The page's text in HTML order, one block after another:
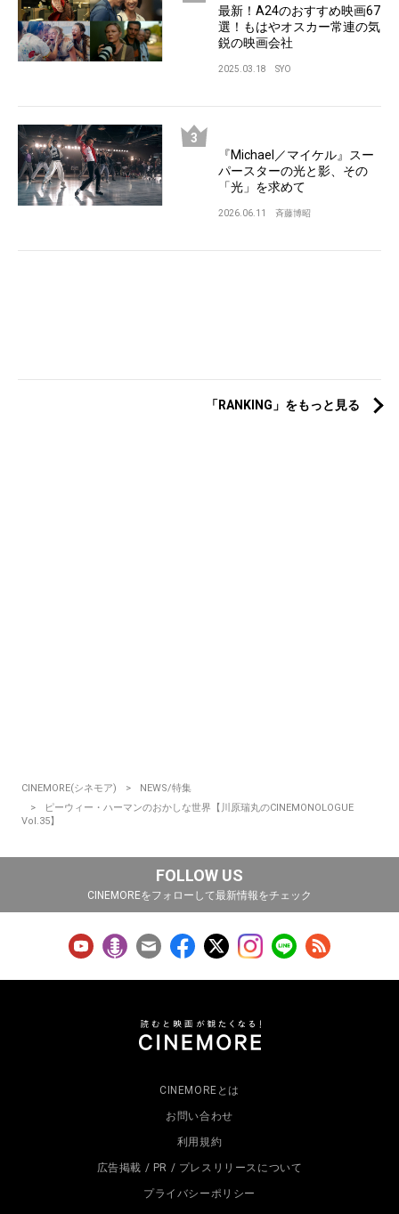
最新！A24のおすすめ映画67
選！もはやオスカー常連の気
鋭の映画会社
2025.03.18 SYO
『Michael／マイケル』スー
パースターの光と影、その
「光」を求めて
2026.06.11 斉藤博昭
「RANKING」をもっと見る
CINEMORE(シネモア)
NEWS/特集
ピーウィー・ハーマンのおかしな世界【川原瑞丸のCINEMONOLOGUE
Vol.35】
FOLLOW US
CINEMOREをフォローして最新情報をチェック
CINEMOREとは
お問い合わせ
利用規約
広告掲載 / PR / プレスリリースについて
プライバシーポリシー